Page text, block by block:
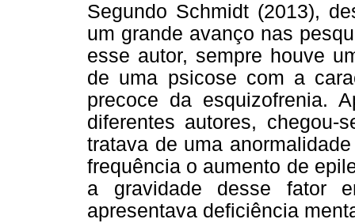
Segundo Schmidt (2013),
um grande avanço nas
esse autor, sempre houve
de uma psicose com a
precoce da esquizofrenia.
diferentes autores,
tratava de uma
frequência o aumento de
a gravidade desse fator
apresentava deficiência